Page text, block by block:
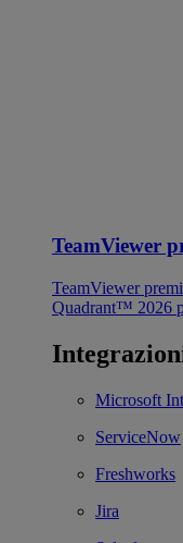
TeamViewer
TeamViewer
Quadrant™ 2026
Microsoft
ServiceNow
Freshworks
Jira